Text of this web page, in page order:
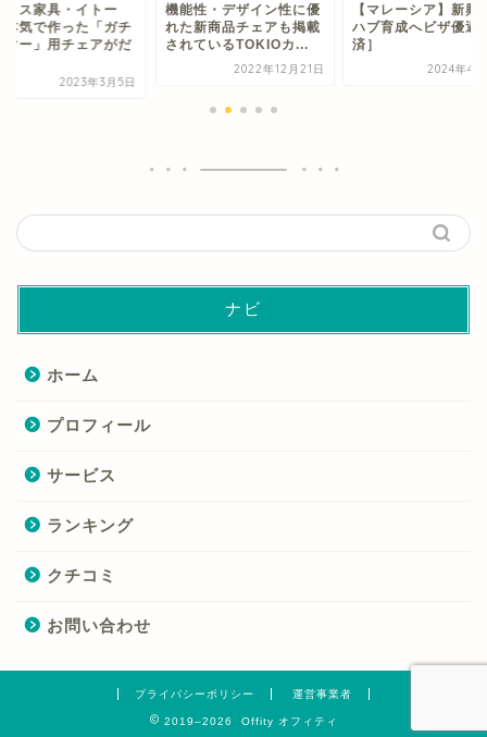
ィス家具・イトー
本気で作った「ガチ
マー」用チェアがだ
2023年3月5日
機能性・デザイン性に優
れた新商品チェアも掲載
されているTOKIOカ...
2022年12月21日
【マレーシア】新興
ハブ育成へビザ優遇
済］
2024年4
ナビ
ホーム
プロフィール
サービス
ランキング
クチコミ
お問い合わせ
プライバシーポリシー 運営事業者
2019–2026 Offity オフィティ